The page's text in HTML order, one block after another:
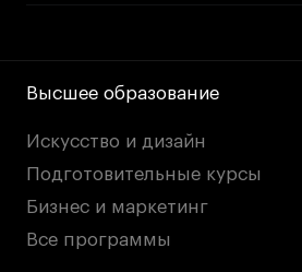
Высшее образование
Искусство и дизайн
Подготовительные курсы
Бизнес и маркетинг
Все программы